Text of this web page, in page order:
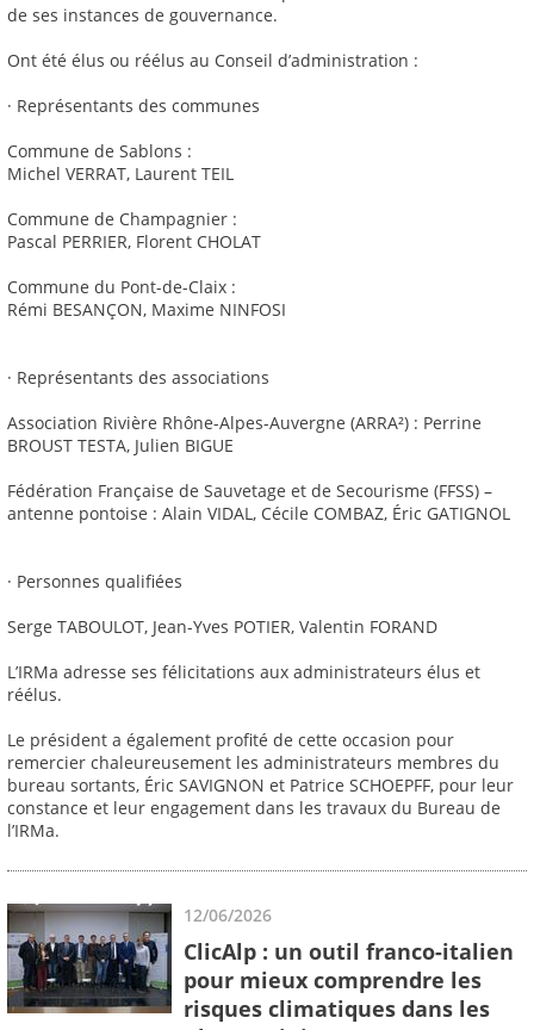
de ses instances de gouvernance.
Ont été élus ou réélus au Conseil d’administration :
· Représentants des communes
Commune de Sablons :
Michel VERRAT, Laurent TEIL
Commune de Champagnier :
Pascal PERRIER, Florent CHOLAT
Commune du Pont-de-Claix :
Rémi BESANÇON, Maxime NINFOSI
· Représentants des associations
Association Rivière Rhône-Alpes-Auvergne (ARRA²) : Perrine
BROUST TESTA, Julien BIGUE
Fédération Française de Sauvetage et de Secourisme (FFSS) –
antenne pontoise : Alain VIDAL, Cécile COMBAZ, Éric GATIGNOL
· Personnes qualifiées
Serge TABOULOT, Jean-Yves POTIER, Valentin FORAND
L’IRMa adresse ses félicitations aux administrateurs élus et
réélus.
Le président a également profité de cette occasion pour
remercier chaleureusement les administrateurs membres du
bureau sortants, Éric SAVIGNON et Patrice SCHOEPFF, pour leur
constance et leur engagement dans les travaux du Bureau de
l’IRMa.
12/06/2026
ClicAlp : un outil franco-italien
pour mieux comprendre les
risques climatiques dans les